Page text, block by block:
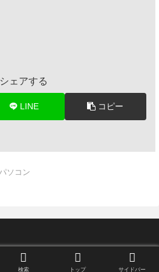
シェアする
LINE コピー
ソコン
検索 トップ サイドバー